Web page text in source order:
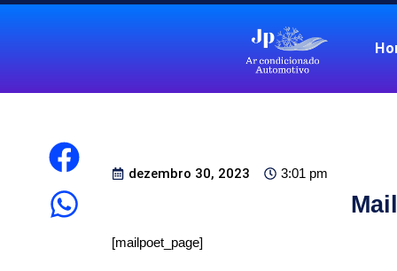
dezembro 30, 2023 3:01 pm
[mailpoet_page]